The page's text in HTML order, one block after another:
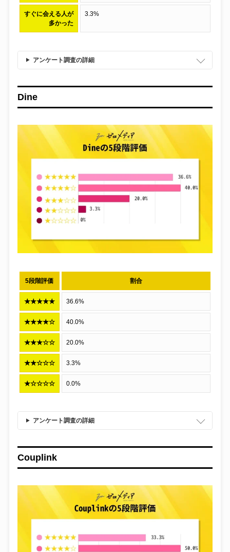
すぐに会える人が
多かった
3.3%
アンケート調査の詳細
Dine
5段階評価 割合
★★★★★ 36.6%
★★★★☆ 40.0%
★★★☆☆ 20.0%
★★☆☆☆ 3.3%
★☆☆☆☆ 0.0%
アンケート調査の詳細
Couplink
クレジットカード
転職
光回線
仮想通貨